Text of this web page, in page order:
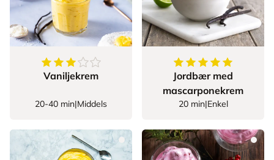
3.7586206896551726
stjerner
Vaniljekrem
20-40 min|Middels
5av5stjerner
Jordbær med
mascarponekrem
20 min|Enkel